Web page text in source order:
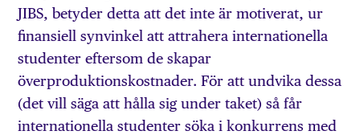
JIBS, betyder detta att det inte är motiverat, ur
finansiell synvinkel att attrahera internationella
studenter eftersom de skapar
överproduktionskostnader. För att undvika dessa
(det vill säga att hålla sig under taket) så får
internationella studenter söka i konkurrens med